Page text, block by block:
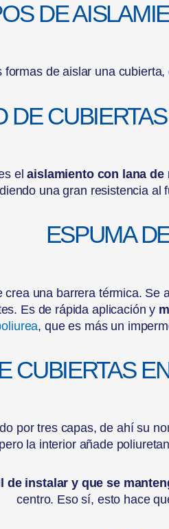
DE
formas de aislar una cubierta,
DE
elaislamiento con lana de
una gran resistencia al
ESPUMA
crea una barrera térmica.
Es de rápida aplicación y
, que es más un
CUBIERTAS
por tres capas, de ahí su
la interior añade
de instalar y que se
centro. Eso sí, esto hace